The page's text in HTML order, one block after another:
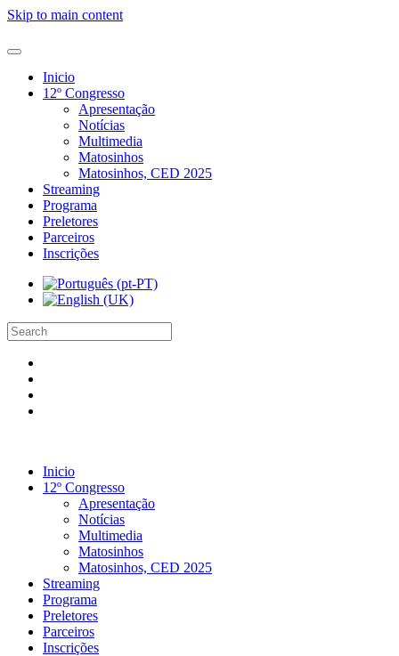
Skip to main content
Inicio
12º Congresso
Apresentação
Notícias
Multimedia
Matosinhos
Matosinhos, CED 2025
Streaming
Programa
Preletores
Parceiros
Inscrições
Inicio
12º Congresso
Apresentação
Notícias
Multimedia
Matosinhos
Matosinhos, CED 2025
Streaming
Programa
Preletores
Parceiros
Inscrições